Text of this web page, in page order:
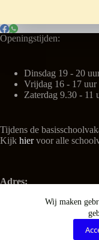
Wij maken
Openingstijden:
Dinsdag 19 - 20
Vrijdag 16 - 17 uur
Zaterdag 9.30 - 11
Tijdens de
Kijk hiervoor alle
Adres:
Nieuwe Weg 3
Tel: 06-25116435
Copyright © 2025 -